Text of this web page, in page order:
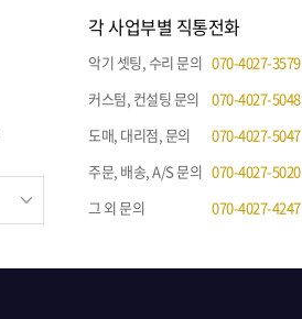
각 사업부별 직통전화
악기 셋팅, 수리 문의 070-4027-3579
커스텀, 컨설팅 문의
070-4027-5048
도매, 대리점, 문의
070-4027-5047
주문, 배송, A/S 문의 070-4027-5020
그 외 문의
070-4027-4247